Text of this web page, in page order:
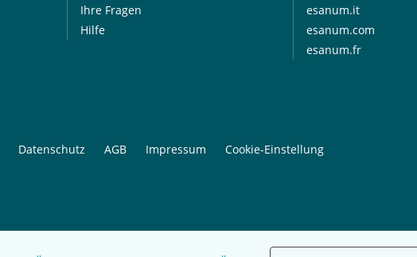
Ihre Fragen
Hilfe
esanum.it
esanum.com
esanum.fr
Datenschutz AGB Impressum Cookie-Einstellung